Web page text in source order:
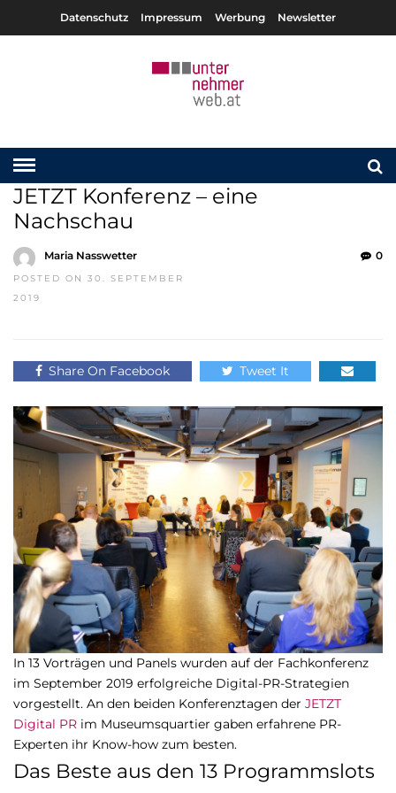
Datenschutz Impressum Werbung Newsletter
JETZT Konferenz – eine
Nachschau
Maria Nasswetter
POSTED ON 30. SEPTEMBER
2019
0
Share On Facebook Tweet It
In 13 Vorträgen und Panels wurden auf der Fachkonferenz
im September 2019 erfolgreiche Digital-PR-Strategien
vorgestellt. An den beiden Konferenztagen der JETZT
Digital PR im Museumsquartier gaben erfahrene PR-
Experten ihr Know-how zum besten.
Das Beste aus den 13 Programmslots